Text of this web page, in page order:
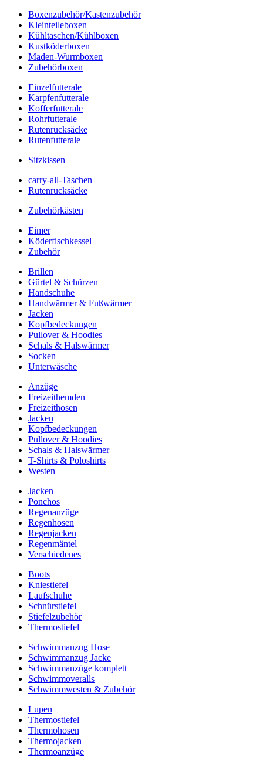
Boxenzubehör/Kastenzubehör
Kleinteileboxen
Kühltaschen/Kühlboxen
Kustköderboxen
Maden-Wurmboxen
Zubehörboxen
Einzelfutterale
Karpfenfutterale
Kofferfutterale
Rohrfutterale
Rutenrucksäcke
Rutenfutterale
Sitzkissen
carry-all-Taschen
Rutenrucksäcke
Zubehörkästen
Eimer
Köderfischkessel
Zubehör
Brillen
Gürtel & Schürzen
Handschuhe
Handwärmer & Fußwärmer
Jacken
Kopfbedeckungen
Pullover & Hoodies
Schals & Halswärmer
Socken
Unterwäsche
Anzüge
Freizeithemden
Freizeithosen
Jacken
Kopfbedeckungen
Pullover & Hoodies
Schals & Halswärmer
T-Shirts & Poloshirts
Westen
Jacken
Ponchos
Regenanzüge
Regenhosen
Regenjacken
Regenmäntel
Verschiedenes
Boots
Kniestiefel
Laufschuhe
Schnürstiefel
Stiefelzubehör
Thermostiefel
Schwimmanzug Hose
Schwimmanzug Jacke
Schwimmanzüge komplett
Schwimmoveralls
Schwimmwesten & Zubehör
Lupen
Thermostiefel
Thermohosen
Thermojacken
Thermoanzüge